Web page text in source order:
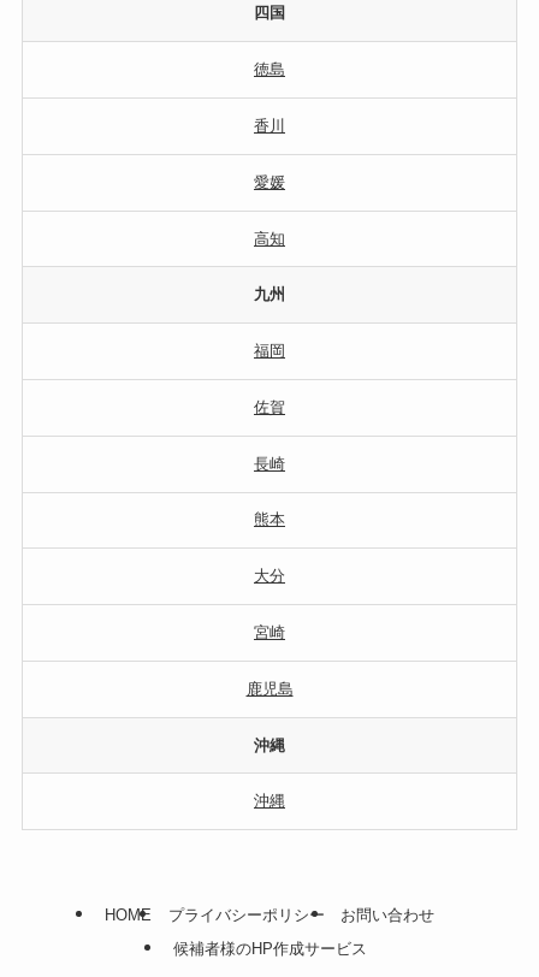
四国
徳島
香川
愛媛
高知
九州
福岡
佐賀
長崎
熊本
大分
宮崎
鹿児島
沖縄
沖縄
HOME プライバシーポリシー
お問い合わせ
候補者様のHP作成サービス